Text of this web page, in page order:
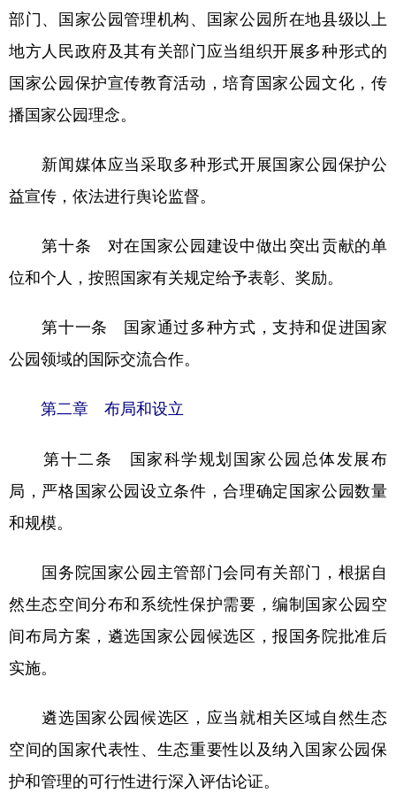
部门、国家公园管理机构、国家公园所在地县级以上
地方人民政府及其有关部门应当组织开展多种形式的
国家公园保护宣传教育活动，培育国家公园文化，传
播国家公园理念。
新闻媒体应当采取多种形式开展国家公园保护公
益宣传，依法进行舆论监督。
第十条 对在国家公园建设中做出突出贡献的单
位和个人，按照国家有关规定给予表彰、奖励。
第十一条 国家通过多种方式，支持和促进国家
公园领域的国际交流合作。
第二章 布局和设立
第十二条 国家科学规划国家公园总体发展布
局，严格国家公园设立条件，合理确定国家公园数量
和规模。
国务院国家公园主管部门会同有关部门，根据自
然生态空间分布和系统性保护需要，编制国家公园空
间布局方案，遴选国家公园候选区，报国务院批准后
实施。
遴选国家公园候选区，应当就相关区域自然生态
空间的国家代表性、生态重要性以及纳入国家公园保
护和管理的可行性进行深入评估论证。